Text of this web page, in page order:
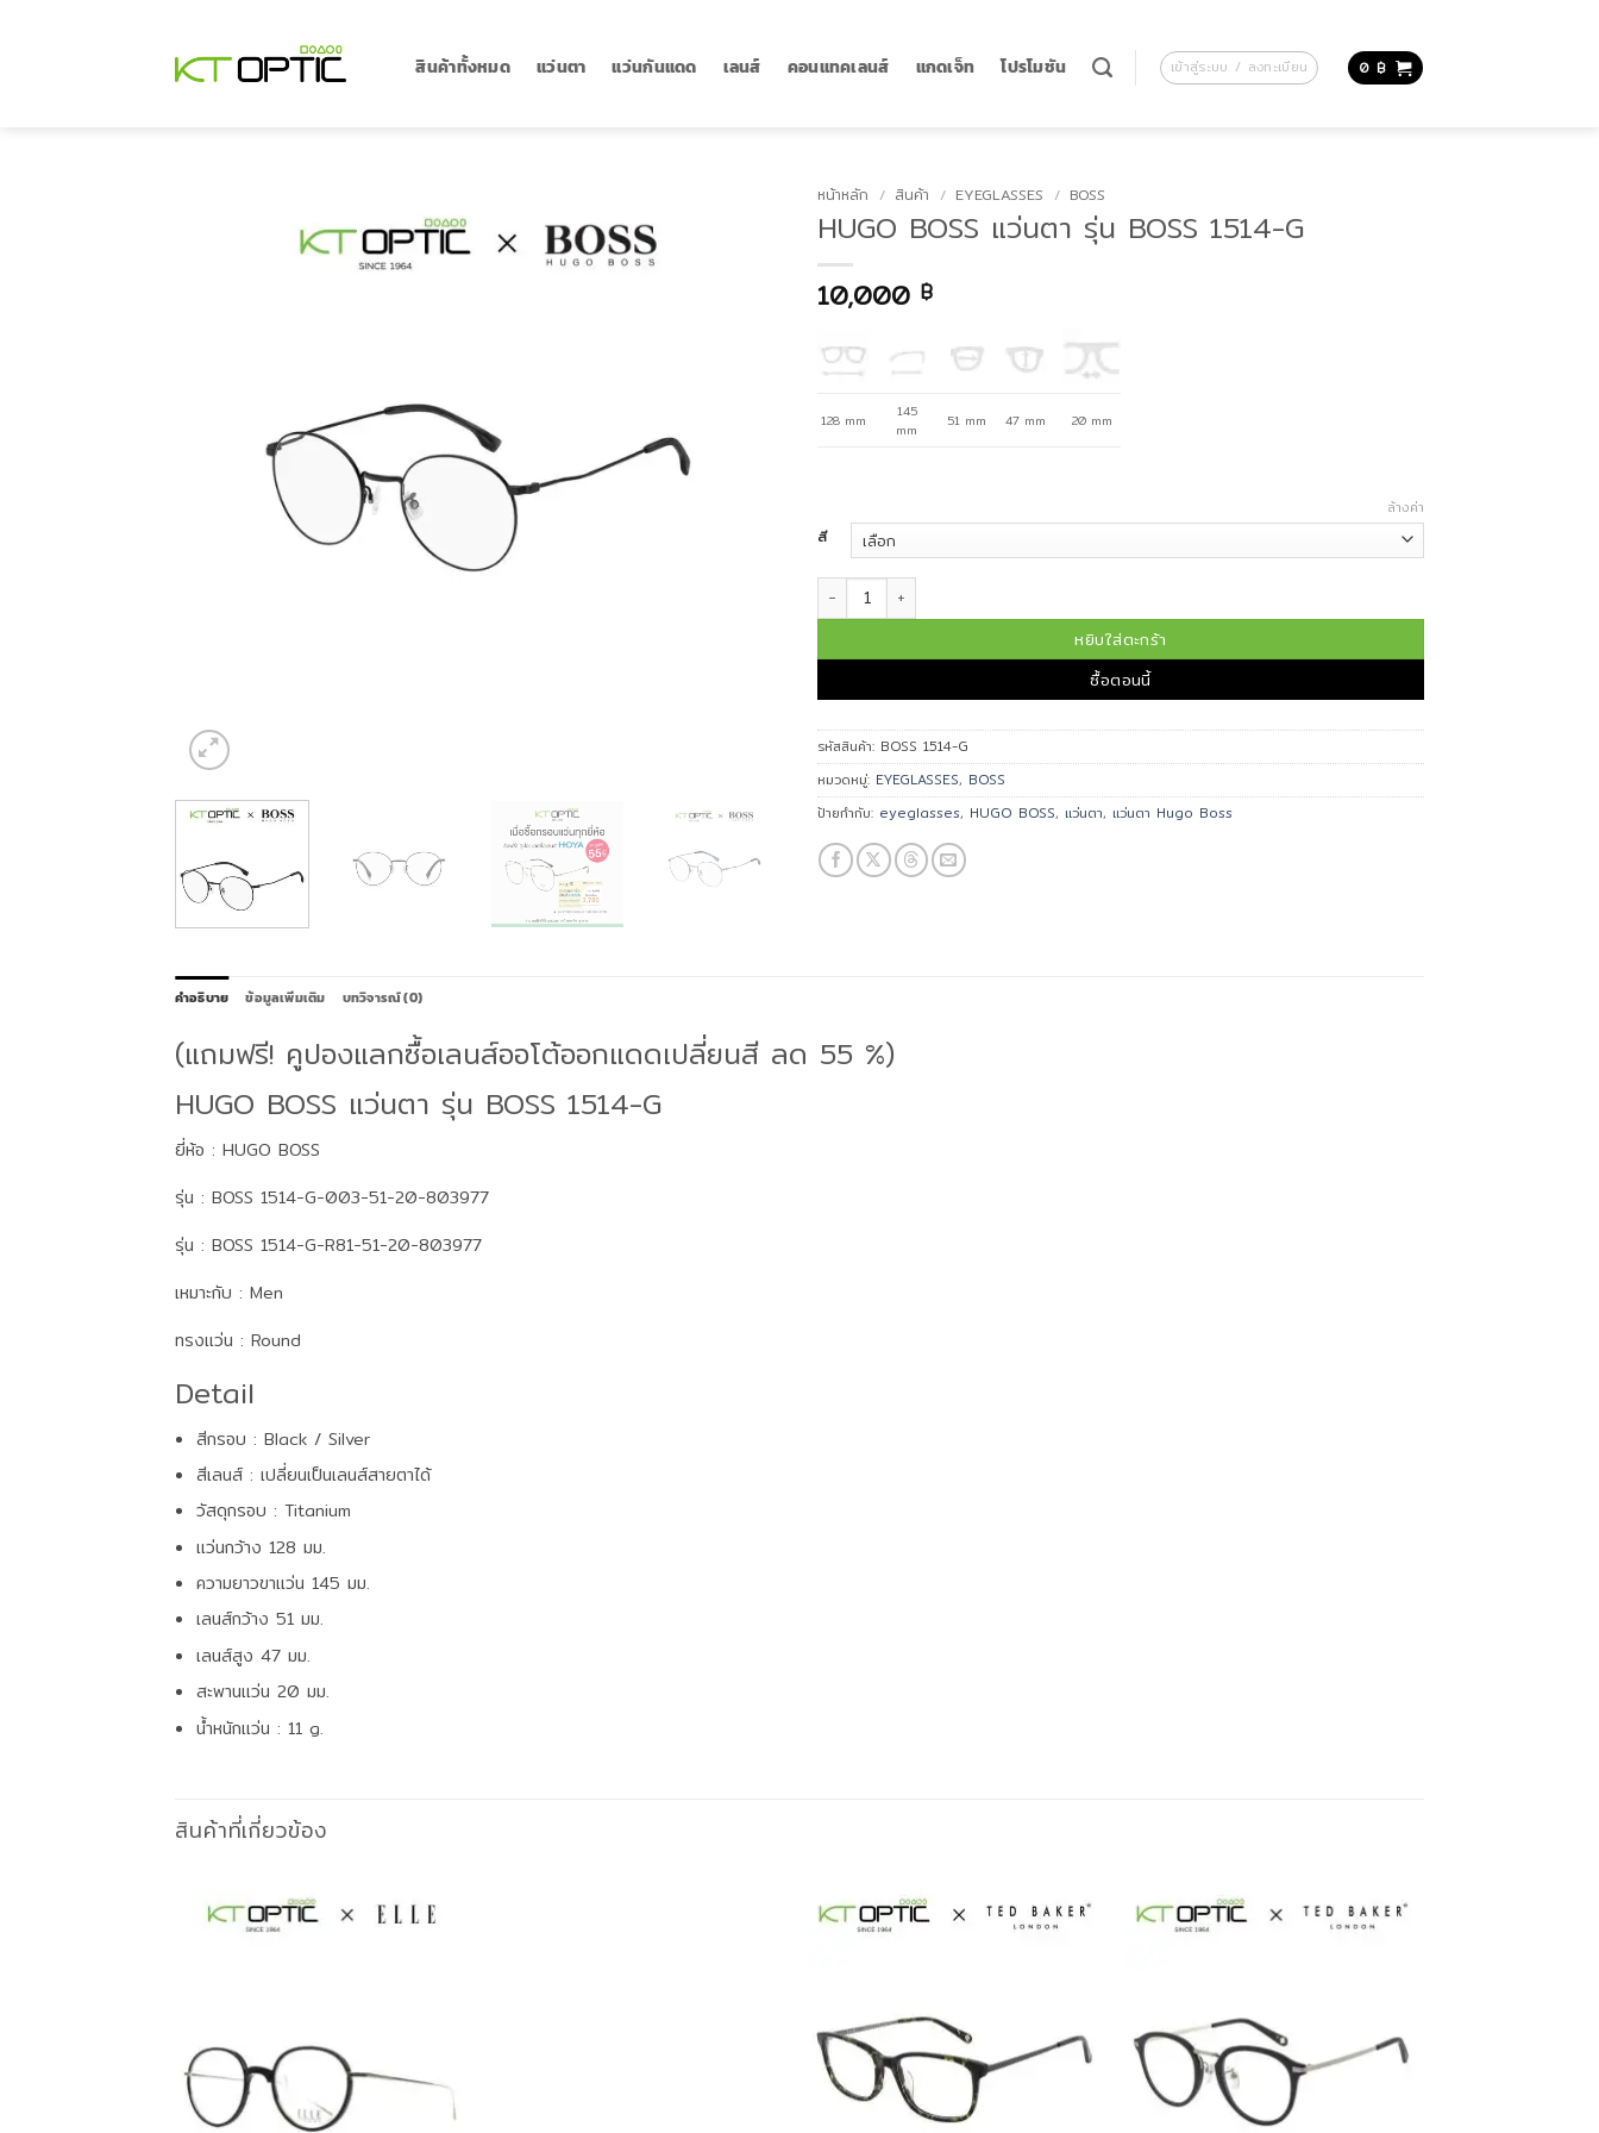
สินค้าทั้งหมด แว่นตา แว่นกันแดด เลนส์ คอนแทคเลนส์ แกดเจ็ท โปรโมชัน เข้าสู่ระบบ / ลงทะเบียน 0 ฿
หน้าหลัก / สินค้า / EYEGLASSES / BOSS
HUGO BOSS แว่นตา รุ่น BOSS 1514-G
10,000 ฿
128 mm
145
mm
51 mm 47 mm 20 mm
สี
ล้างค่า
จำนวน HUGO BOSS แว่นตา รุ่น BOSS 1514-G ชิ้น
หยิบใส่ตะกร้า
ซื้อตอนนี้
รหัสสินค้า: BOSS 1514-G
หมวดหมู่: EYEGLASSES, BOSS
ป้ายกำกับ: eyeglasses, HUGO BOSS, แว่นตา, แว่นตา Hugo Boss
คำอธิบาย ข้อมูลเพิ่มเติม บทวิจารณ์ (0)
(แถมฟรี! คูปองแลกซื้อเลนส์ออโต้ออกแดดเปลี่ยนสี ลด 55 %)
HUGO BOSS แว่นตา รุ่น BOSS 1514-G
ยี่ห้อ : HUGO BOSS
รุ่น : BOSS 1514-G-003-51-20-803977
รุ่น : BOSS 1514-G-R81-51-20-803977
เหมาะกับ : Men
ทรงแว่น : Round
Detail
สีกรอบ : Black / Silver
สีเลนส์ : เปลี่ยนเป็นเลนส์สายตาได้
วัสดุกรอบ : Titanium
แว่นกว้าง 128 มม.
ความยาวขาแว่น 145 มม.
เลนส์กว้าง 51 มม.
เลนส์สูง 47 มม.
สะพานแว่น 20 มม.
น้ำหนักแว่น : 11 g.
สินค้าที่เกี่ยวข้อง